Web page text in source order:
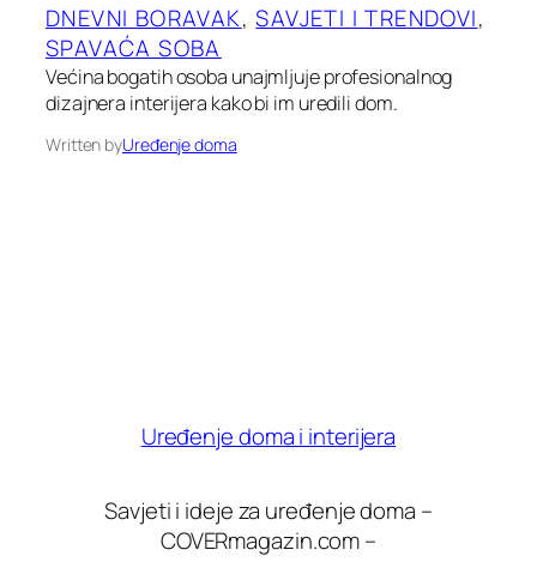
DNEVNI BORAVAK, SAVJETI I TRENDOVI
SPAVAĆA SOBA
Većina bogatih osoba unajmljuje profesionalnog
dizajnera interijera kako bi im uredili dom.
Written byUređenje doma
Uređenje doma i interijera
Savjeti i ideje za uređenje doma –
COVERmagazin.com –